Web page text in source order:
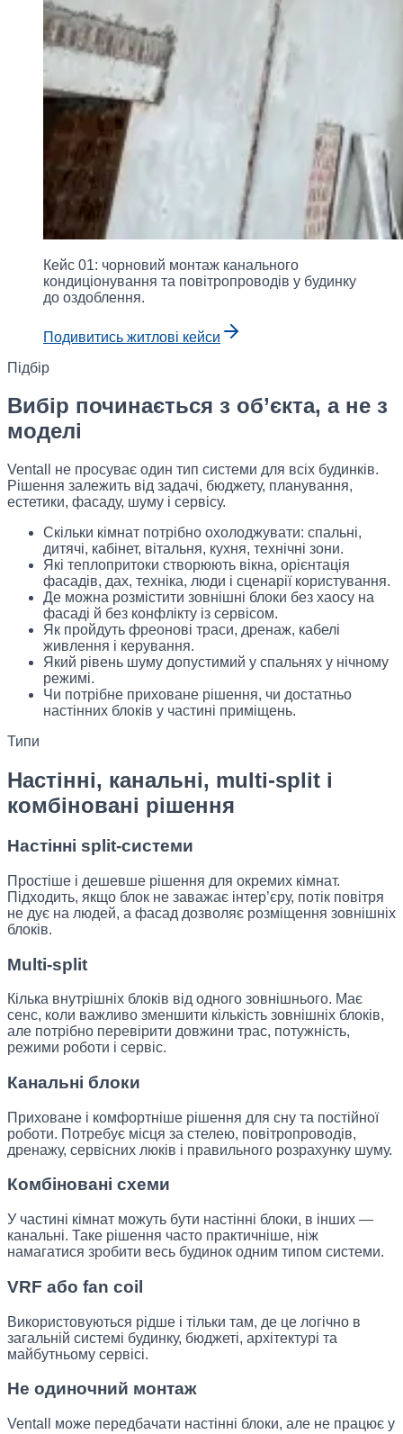
Кейс 01: чорновий монтаж канального
кондиціонування та повітропроводів у будинку
до оздоблення.
Подивитись житлові кейси
Підбір
Вибір починається з об’єкта, а не з
моделі
Ventall не просуває один тип системи для всіх будинків.
Рішення залежить від задачі, бюджету, планування,
естетики, фасаду, шуму і сервісу.
Скільки кімнат потрібно охолоджувати: спальні,
дитячі, кабінет, вітальня, кухня, технічні зони.
Які теплопритоки створюють вікна, орієнтація
фасадів, дах, техніка, люди і сценарії користування.
Де можна розмістити зовнішні блоки без хаосу на
фасаді й без конфлікту із сервісом.
Як пройдуть фреонові траси, дренаж, кабелі
живлення і керування.
Який рівень шуму допустимий у спальнях у нічному
режимі.
Чи потрібне приховане рішення, чи достатньо
настінних блоків у частині приміщень.
Типи
Настінні, канальні, multi-split і
комбіновані рішення
Настінні split-системи
Простіше і дешевше рішення для окремих кімнат.
Підходить, якщо блок не заважає інтер’єру, потік повітря
не дує на людей, а фасад дозволяє розміщення зовнішніх
блоків.
Multi-split
Кілька внутрішніх блоків від одного зовнішнього. Має
сенс, коли важливо зменшити кількість зовнішніх блоків,
але потрібно перевірити довжини трас, потужність,
режими роботи і сервіс.
Канальні блоки
Приховане і комфортніше рішення для сну та постійної
роботи. Потребує місця за стелею, повітропроводів,
дренажу, сервісних люків і правильного розрахунку шуму.
Комбіновані схеми
У частині кімнат можуть бути настінні блоки, в інших —
канальні. Таке рішення часто практичніше, ніж
намагатися зробити весь будинок одним типом системи.
VRF або fan coil
Використовуються рідше і тільки там, де це логічно в
загальній системі будинку, бюджеті, архітектурі та
майбутньому сервісі.
Не одиночний монтаж
Ventall може передбачати настінні блоки, але не працює у